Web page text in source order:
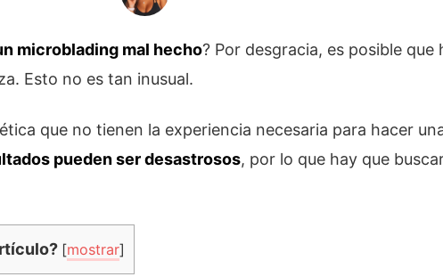
microblading mal hecho? Por desgracia, es posible
Esto no es tan inusual.
que no tienen la experiencia necesaria para hacer
pueden ser desastrosos, por lo que hay que
[mostrar]